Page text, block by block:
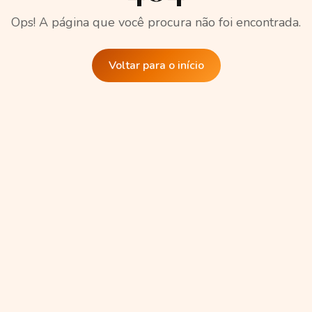
Ops! A página que você procura não foi encontrada.
Voltar para o início